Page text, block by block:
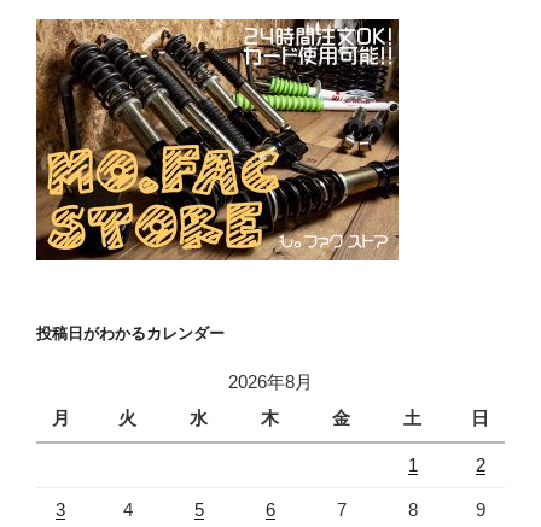
投稿日がわかるカレンダー
2026年8月
月
火 水 木 金 土 日
1 2
3 4 5 6 7 8 9